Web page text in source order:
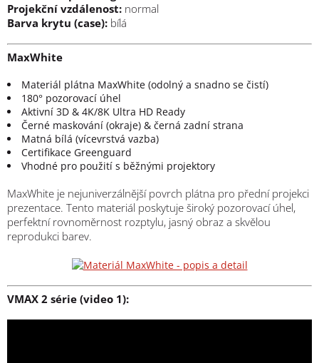
Projekční vzdálenost: normal
Barva krytu (case): bílá
MaxWhite
Materiál plátna MaxWhite (odolný a snadno se čistí)
180° pozorovací úhel
Aktivní 3D & 4K/8K Ultra HD Ready
Černé maskování (okraje) & černá zadní strana
Matná bílá (vícevrstvá vazba)
Certifikace Greenguard
Vhodné pro použití s běžnými projektory
MaxWhite je nejuniverzálnější povrch plátna pro přední projekci
prezentace. Tento materiál poskytuje široký pozorovací úhel,
perfektní rovnoměrnost rozptylu, jasný obraz a skvělou
reprodukci barev.
VMAX 2 série (video 1):